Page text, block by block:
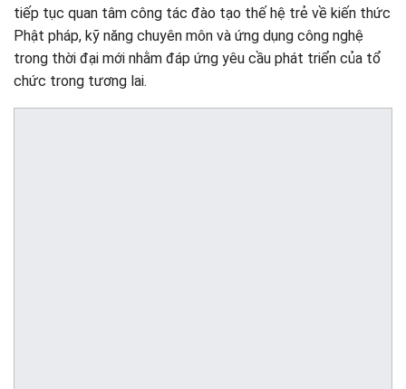
tiếp tục quan tâm công tác đào tạo thế hệ trẻ về kiến thức
Phật pháp, kỹ năng chuyên môn và ứng dụng công nghệ
trong thời đại mới nhằm đáp ứng yêu cầu phát triển của tổ
chức trong tương lai.